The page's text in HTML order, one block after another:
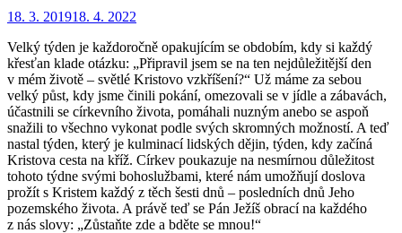
Autor Redakce
Zveřejněno
18. 3. 201918. 4. 2022
Velký týden je každoročně opakujícím se obdobím, kdy si každý
křesťan klade otázku: „Připravil jsem se na ten nejdůležitější den
v mém životě – světlé Kristovo vzkříšení?“ Už máme za sebou
velký půst, kdy jsme činili pokání, omezovali se v jídle a zábavách,
účastnili se církevního života, pomáhali nuzným anebo se aspoň
snažili to všechno vykonat podle svých skromných možností. A teď
nastal týden, který je kulminací lidských dějin, týden, kdy začíná
Kristova cesta na kříž. Církev poukazuje na nesmírnou důležitost
tohoto týdne svými bohoslužbami, které nám umožňují doslova
prožít s Kristem každý z těch šesti dnů – posledních dnů Jeho
pozemského života. A právě teď se Pán Ježíš obrací na každého
z nás slovy: „Zůstaňte zde a bděte se mnou!“